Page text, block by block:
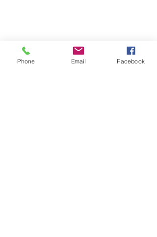
Phone Email Facebook